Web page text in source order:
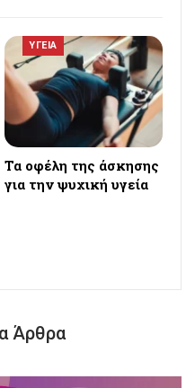
ΥΓΕΙΑ
Τα οφέλη της άσκησης
για την ψυχική υγεία
Άρθρα